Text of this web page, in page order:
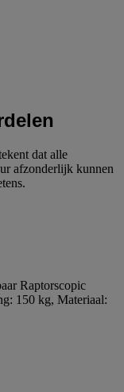
dat alle
afzonderlijk kunnen
Raptorscopic
150 kg, Materiaal: